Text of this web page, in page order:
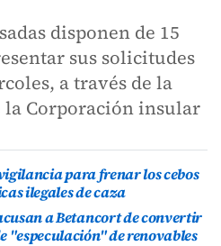
disponen de 15
sus solicitudes
a través de la
la Corporación insular
para frenar los cebos
ilegales de caza
a Betancort de convertir
"especulación" de renovables